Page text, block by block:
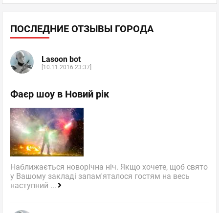
ПОСЛЕДНИЕ ОТЗЫВЫ ГОРОДА
Lasoon bot
[10.11.2016 23:37]
Фаєр шоу в Новий рік
Наближається новорічна ніч. Якщо хочете, щоб свято
у Вашому закладі запам'яталося гостям на весь
наступний ...